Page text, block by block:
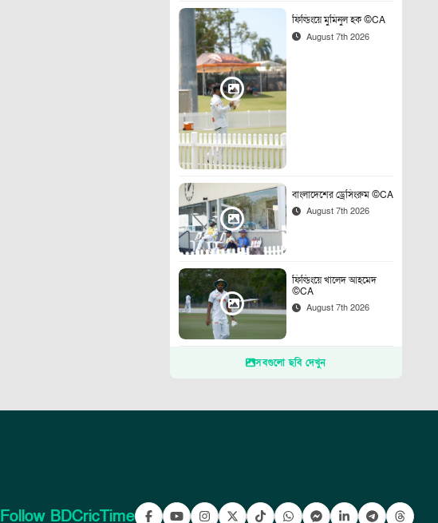
ফিল্ডিংয়ে মুমিনুল হক ©CA
August 7th 2026
বাংলাদেশের ড্রেসিংরুম ©CA
August 7th 2026
ফিল্ডিংয়ে খালেদ আহমেদ
©CA
August 7th 2026
সবগুলো ছবি দেখুন
Follow BDCricTime